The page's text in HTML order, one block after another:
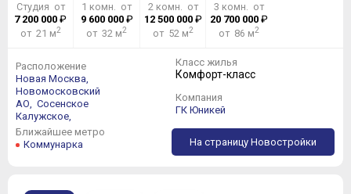
Студия от
7 200 000 ₽
от 21 м2
1 комн. от
9 600 000₽
от 32 м2
2 комн. от
12 500 000₽
от 52 м2
3 комн. от
20 700 000 ₽
от 86 м2
Расположение
Новая Москва,
Новомосковский
АО, Сосенское
Калужское,
Ближайшее метро
Коммунарка
Класс жилья
Комфорт-класс
Компания
ГК Юникей
На страницу Новостройки